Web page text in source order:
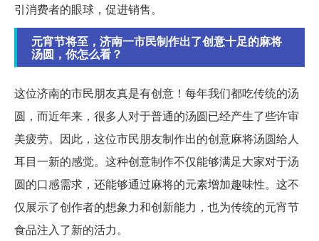
引消费者的眼球，促进销售。
元宵节将至，济南一市民制作出了创意十足的麻将
汤圆，你怎么看？
这位济南的市民朋友真是有创意！每年我们都吃传统的汤
圆，而近年来，很多人对于普通的汤圆已经产生了些许审
美疲劳。因此，这位市民朋友制作出的创意麻将汤圆给人
耳目一新的感觉。这种创意制作不仅能够满足大家对于汤
圆的口感需求，还能够通过麻将的元素增加趣味性。这不
仅展示了创作者的想象力和创新能力，也为传统的元宵节
食品注入了新的活力。